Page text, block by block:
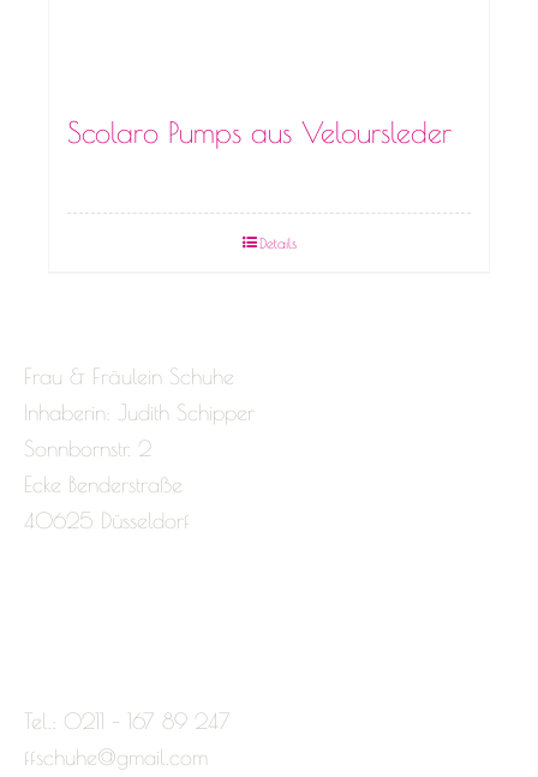
Scolaro Pumps aus Veloursleder
Details
Frau & Fräulein Schuhe
Inhaberin: Judith Schipper
Sonnbornstr. 2
Ecke Benderstraße
40625 Düsseldorf
Tel.: 0211 – 167 89 247
ffschuhe@gmail.com